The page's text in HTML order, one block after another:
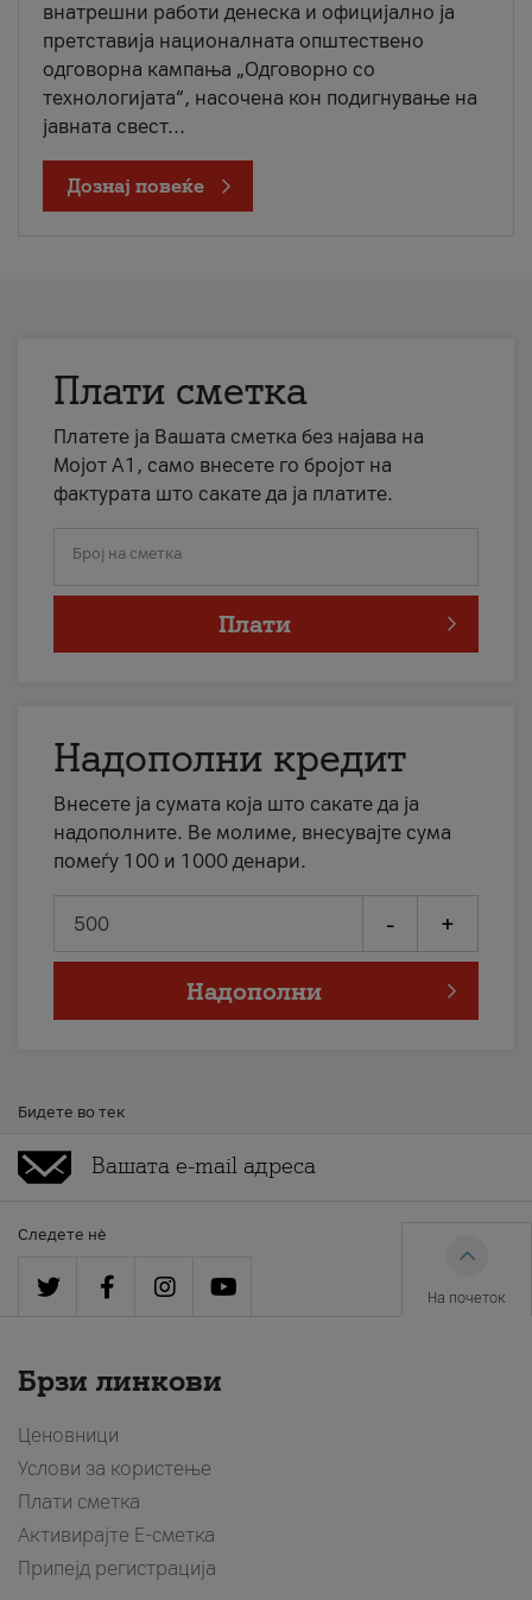
внатрешни работи денеска и официјално ја
претставија националната општествено
одговорна кампања „Одговорно со
технологијата“, насочена кон подигнување на
јавната свест...
Дознај повеќе
Плати сметка
Платете ја Вашата сметка без најава на
Мојот А1, само внесете го бројот на
фактурата што сакате да ја платите.
Број на сметка
Плати
Надополни кредит
Внесете ја сумата која што сакате да ја
надополните. Ве молиме, внесувајте сума
помеѓу 100 и 1000 денари.
- +
Надополни
Бидете во тек
Следете нè
На почеток
Брзи линкови
Ценовници
Услови за користење
Плати сметка
Активирајте Е-сметка
Припејд регистрација